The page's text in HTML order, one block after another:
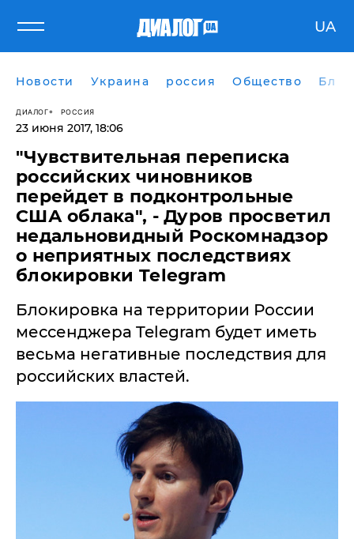
UA
Новости Украина россия Общество
ДИАЛОГ РОССИЯ
23 июня 2017, 18:06
"Чувствительная переписка
российских чиновников
перейдет в подконтрольные
США облака", - Дуров просветил
недальновидный Роскомнадзор
о неприятных последствиях
блокировки Telegram
​Блокировка на территории России
мессенджера Telegram будет иметь
весьма негативные последствия для
российских властей.